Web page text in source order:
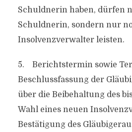
Schuldnerin haben, dürfen
Schuldnerin, sondern nur
Insolvenzverwalter leisten.
5. Berichtstermin sowie
Beschlussfassung der
über die Beibehaltung des
Wahl eines neuen
Bestätigung des